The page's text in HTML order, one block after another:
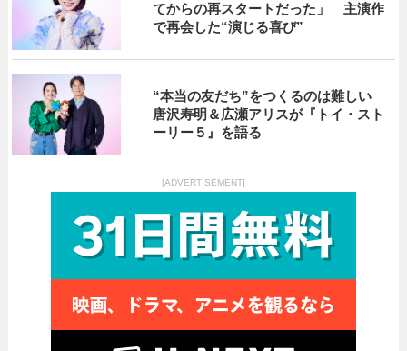
てからの再スタートだった」 主演作
で再会した“演じる喜び”
“本当の友だち”をつくるのは難しい
唐沢寿明＆広瀬アリスが『トイ・スト
ーリー５』を語る
[ADVERTISEMENT]